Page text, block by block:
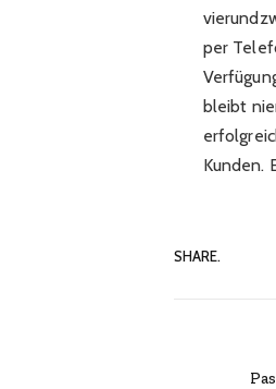
per
bleibt
Kunden.
SHARE.